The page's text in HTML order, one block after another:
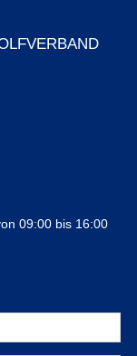
09:00 bis 16:00